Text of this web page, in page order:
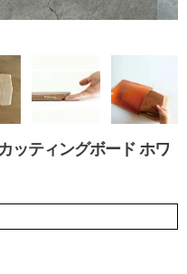
ッティングボード ホワ